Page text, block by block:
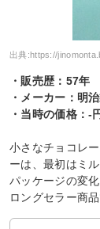
出典:https://
・販売歴：57年
・メーカー：明
・当時の価格：-
小さなチョコレ
ーは、最初はミ
パッケージの変
ロングセラー商品